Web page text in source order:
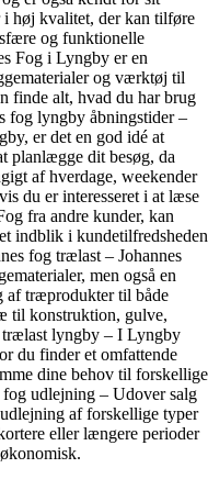
høj kvalitet, der kan tilføre
og funktionelle
Fog i Lyngby er en
og værktøj til
finde alt, hvad du har brug
fog lyngby åbningstider –
er det en god idé at
planlægge dit besøg, da
af hverdage, weekender
du er interesseret i at læse
fra andre kunder, kan
indblik i kundetilfredsheden
fog trælast – Johannes
men også en
af træprodukter til både
til konstruktion, gulve,
trælast lyngby – I Lyngby
du finder et omfattende
dine behov til forskellige
udlejning – Udover salg
af forskellige typer
eller længere perioder